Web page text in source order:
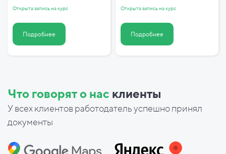
Открыта запись на курс
Подробнее
Открыта запись на курс
Подробнее
Что говорят о нас клиенты
У всех клиентов работодатель успешно принял
документы